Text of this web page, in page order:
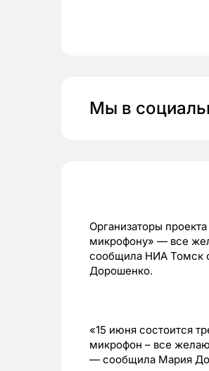
Мы в
Организаторы
микрофону» — все
сообщила НИА Томск
Дорошенко.
«15 июня состоится
микрофон – все
— сообщила Мария